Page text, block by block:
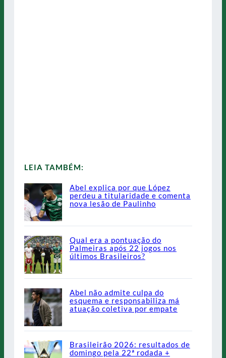
LEIA TAMBÉM:
Abel explica por que López
perdeu a titularidade e comenta
nova lesão de Paulinho
Qual era a pontuação do
Palmeiras após 22 jogos nos
últimos Brasileiros?
Abel não admite culpa do
esquema e responsabiliza má
atuação coletiva por empate
Brasileirão 2026: resultados de
domingo pela 22ª rodada +